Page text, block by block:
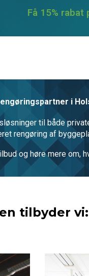
Få 15%
i
til både
rengøring af
og høre mere
tilbyder vi: